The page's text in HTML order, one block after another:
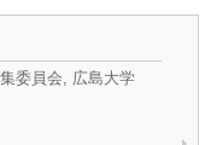
委員会, 広島大学